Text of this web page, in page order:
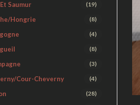
Saumur (19)
Hongrie (8)
(4)
(8)
(3)
Cour-Cheverny (4)
(28)